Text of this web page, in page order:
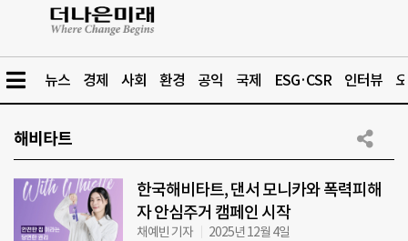
뉴스 경제 사회 환경 공익 국제 ESG·CSR 인터뷰
해비타트
한국해비타트, 댄서 모니카와 폭력피해
자 안심주거 캠페인 시작
채예빈 기자 2025년 12월 4일